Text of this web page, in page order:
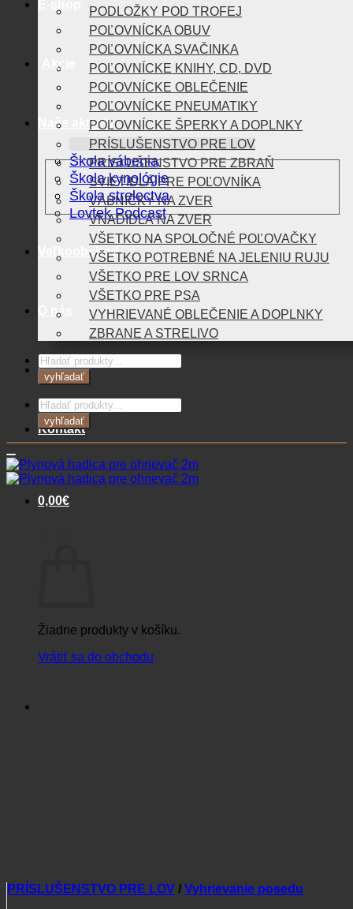
Akcie
Naše aktivity
Škola vábenia
Škola kynológie
Škola strelectva
Lovtek Podcast
Veľkoobchod
O nás
Blog
Kontakt
0,00€
Žiadne produkty v košíku.
Vrátiť sa do obchodu
PODLOŽKY POD TROFEJ
POĽOVNÍCKA OBUV
POĽOVNÍCKA SVAČINKA
POĽOVNÍCKE KNIHY, CD, DVD
POĽOVNÍCKE OBLEČENIE
POĽOVNÍCKE PNEUMATIKY
POĽOVNÍCKE ŠPERKY A DOPLNKY
PRÍSLUŠENSTVO PRE LOV
PRÍSLUŠENSTVO PRE ZBRAŇ
SVIETIDLÁ PRE POĽOVNÍKA
VÁBNIČKY NA ZVER
VNADIDLÁ NA ZVER
VŠETKO NA SPOLOČNÉ POĽOVAČKY
VŠETKO POTREBNÉ NA JELENIU RUJU
VŠETKO PRE LOV SRNCA
VŠETKO PRE PSA
VYHRIEVANÉ OBLEČENIE A DOPLNKY
ZBRANE A STRELIVO
Products
search
vyhľadať
Products
search
vyhľadať
PRÍSLUŠENSTVO PRE LOV / Vyhrievanie posedu